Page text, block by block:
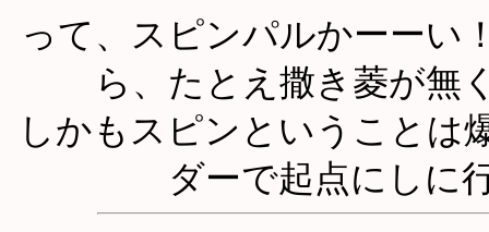
って、スピンパルかーーい
ら、たとえ撒き菱が無
しかもスピンということは
ダーで起点にしに